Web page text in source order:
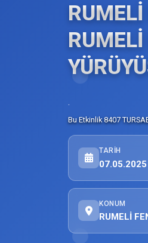
.
Bu Etkinlik 8407
TARIH
07.05.2025
KONUM
RUMELİ